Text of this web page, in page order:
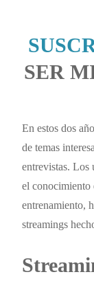
SER
En estos dos
de temas
entrevistas. Los
el conocimiento
entrenamiento,
streamings